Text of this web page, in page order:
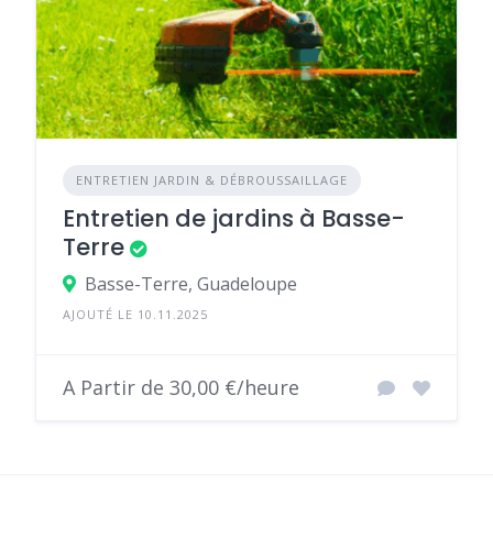
ENTRETIEN JARDIN & DÉBROUSSAILLAGE
Entretien de jardins à Basse-
Terre
Basse-Terre, Guadeloupe
AJOUTÉ LE 10.11.2025
A Partir de 30,00 €/heure